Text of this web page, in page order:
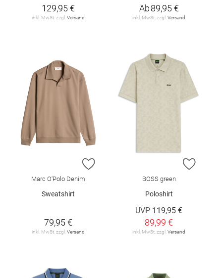
129,95 €
inkl. MwSt. zzgl.Versand
Ab89,95 €
inkl. MwSt. zzgl.Versand
ZUR WUNSCHLISTE HINZUFÜGEN
Marc O'Polo Denim
Sweatshirt
79,95 €
inkl. MwSt. zzgl.Versand
ZUR
BOSS green
Poloshirt
UVP 119,95 €
89,99 €
inkl. MwSt. zzgl.Versand